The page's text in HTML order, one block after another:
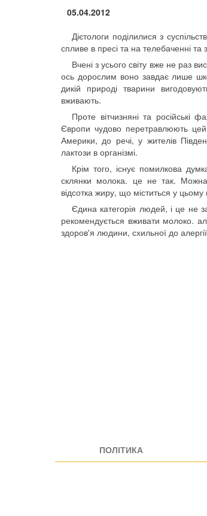
05.04.2012
Дієтологи поділилися з
спливе в пресі та на телебаченні та
Вчені з усього світу вже не раз
ось дорослим воно завдає лише
дикій природі тварини
вживають.
Проте вітчизняні та російські
Європи чудово перетравлюють цей
Америки, до речі, у жителів
лактози в організмі.
Крім того, існує помилкова
склянки молока. це не так.
відсотка жиру, що міститься у цьому
Єдина категорія людей, і це не
рекомендується вживати молоко.
здоров'я людини, схильної до
ПОЛІТИКА